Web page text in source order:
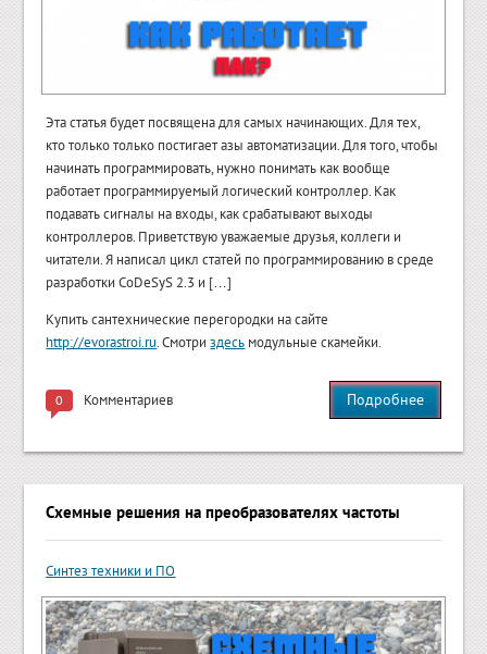
Эта статья будет посвящена для самых начинающих. Для тех,
кто только только постигает азы автоматизации. Для того, чтобы
начинать программировать, нужно понимать как вообще
работает программируемый логический контроллер. Как
подавать сигналы на входы, как срабатывают выходы
контроллеров. Приветствую уважаемые друзья, коллеги и
читатели. Я написал цикл статей по программированию в среде
разработки CoDeSyS 2.3 и […]
Купить сантехнические перегородки на сайте
http://evorastroi.ru. Смотриздесь модульные скамейки.
0 Комментариев Подробнее
Схемные решения на преобразователях частоты
Синтез техники и ПО